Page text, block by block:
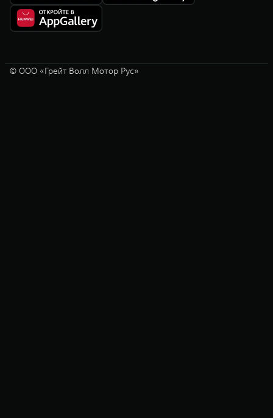
© ООО «Грейт Волл Мотор Рус»